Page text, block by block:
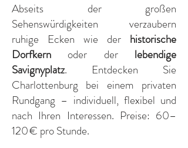
Abseits der großen
Sehenswürdigkeiten verzaubern
ruhige Ecken wie der historische
Dorfkern oder der lebendige
Savignyplatz. Entdecken Sie
Charlottenburg bei einem privaten
Rundgang – individuell, flexibel und
nach Ihren Interessen. Preise: 60–
120 € pro Stunde.